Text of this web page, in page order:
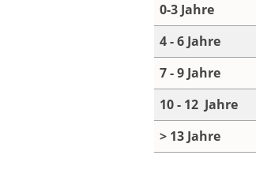
0-3 Jahre
4 - 6 Jahre
7 - 9 Jahre
10 - 12 Jahre
> 13 Jahre